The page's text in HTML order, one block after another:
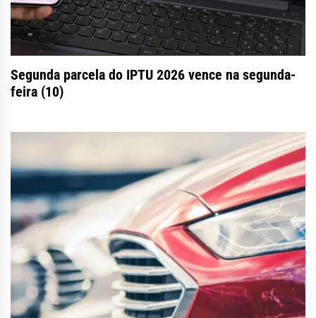
Segunda parcela do IPTU 2026 vence na segunda-
feira (10)